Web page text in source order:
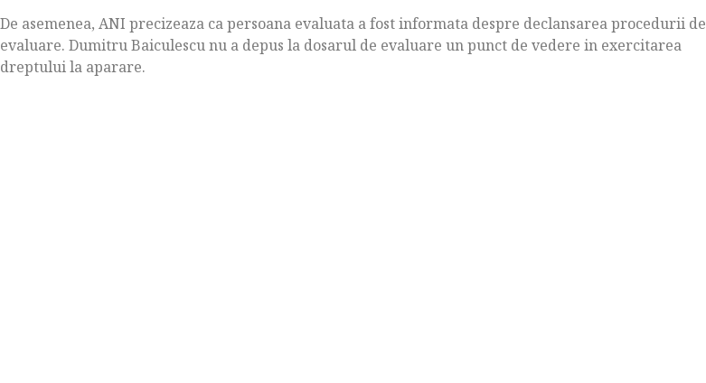
De asemenea, ANI precizeaza ca persoana evaluata a fost informata despre declansarea procedurii de
evaluare. Dumitru Baiculescu nu a depus la dosarul de evaluare un punct de vedere in exercitarea
dreptului la aparare.